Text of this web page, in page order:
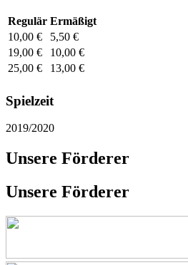
Regulär Ermäßigt
10,00 €
5,50 €
19,00 €
10,00 €
25,00 €
13,00 €
Spielzeit
2019/2020
Unsere Förderer
Unsere Förderer